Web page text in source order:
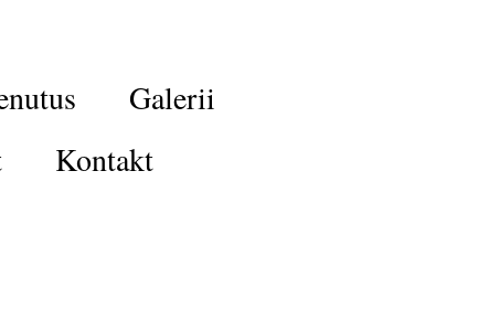
Galerii
Kontakt